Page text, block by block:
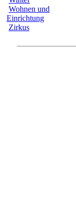
Wohnen und
Einrichtung
Zirkus